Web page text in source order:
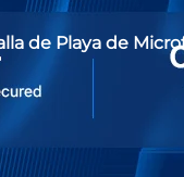
de Playa de